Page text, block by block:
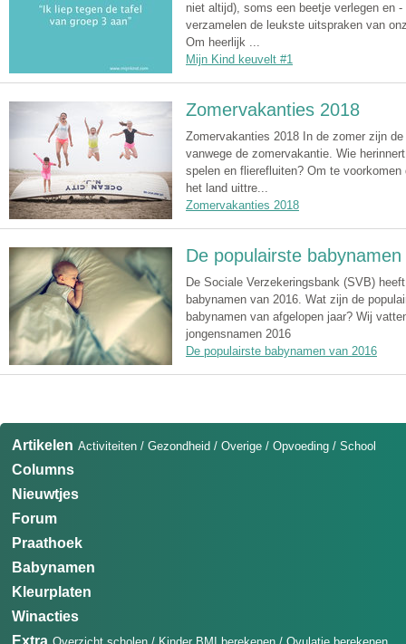
niet altijd), soms een beetje verlegen en
verzamelen de leukste uitspraken van
Om heerlijk ...
Mijn Kind keuvelt #1
Zomervakanties 2018
Zomervakanties 2018 In de zomer zijn
vanwege de zomervakantie. Wie
spelen en flierefluiten? Om te
het land uittre...
Zomervakanties 2018
De populairste
De Sociale Verzekeringsbank (SVB)
babynamen van 2016. Wat zijn de
babynamen van afgelopen jaar? Wij
jongensnamen 2016
De populairste babynamen van 2016
Artikelen Activiteiten / Gezondheid / Overige / Opvoeding / School
Columns
Nieuwtjes
Forum
Praathoek
Babynamen
Kleurplaten
Winacties